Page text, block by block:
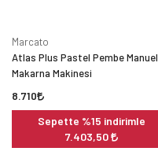
Marcato
Atlas Plus Pastel Pembe Manuel
Makarna Makinesi
8.710
Sepette %15 indirimle
7.403,50